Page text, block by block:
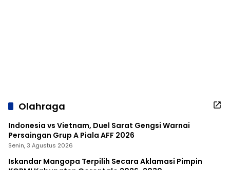
Olahraga
Indonesia vs Vietnam, Duel Sarat Gengsi Warnai
Persaingan Grup A Piala AFF 2026
Senin, 3 Agustus 2026
Iskandar Mangopa Terpilih Secara Aklamasi Pimpin